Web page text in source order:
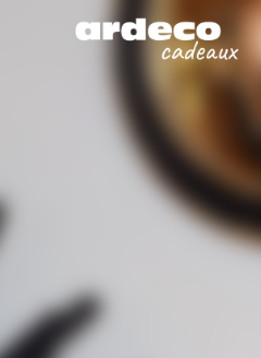
Panneau de gestion des cookies